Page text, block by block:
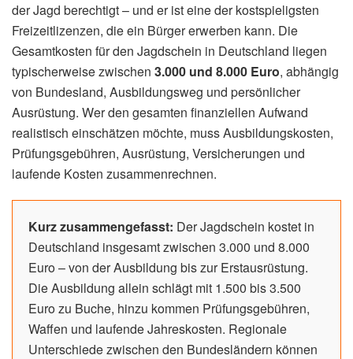
der Jagd berechtigt – und er ist eine der kostspieligsten
Freizeitlizenzen, die ein Bürger erwerben kann. Die
Gesamtkosten für den Jagdschein in Deutschland liegen
typischerweise zwischen 3.000 und 8.000 Euro, abhängig
von Bundesland, Ausbildungsweg und persönlicher
Ausrüstung. Wer den gesamten finanziellen Aufwand
realistisch einschätzen möchte, muss Ausbildungskosten,
Prüfungsgebühren, Ausrüstung, Versicherungen und
laufende Kosten zusammenrechnen.
Kurz zusammengefasst: Der Jagdschein kostet in
Deutschland insgesamt zwischen 3.000 und 8.000
Euro – von der Ausbildung bis zur Erstausrüstung.
Die Ausbildung allein schlägt mit 1.500 bis 3.500
Euro zu Buche, hinzu kommen Prüfungsgebühren,
Waffen und laufende Jahreskosten. Regionale
Unterschiede zwischen den Bundesländern können